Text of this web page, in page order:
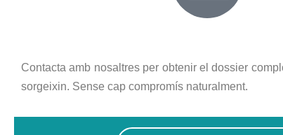
Contacta amb nosaltres per obtenir el dossier
sorgeixin. Sense cap compromís naturalment.